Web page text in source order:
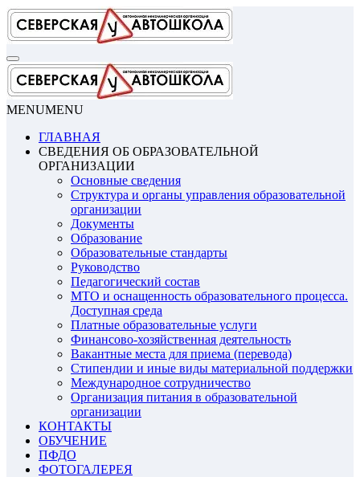
Перейти
содержимому
MENUMENU
ГЛАВНАЯ
СВЕДЕНИЯ ОБ ОБРАЗОВАТЕЛЬНОЙ
ОРГАНИЗАЦИИ
Основные сведения
Структура и органы управления образовательной
организации
Документы
Образование
Образовательные стандарты
Руководство
Педагогический состав
МТО и оснащенность образовательного процесса.
Доступная среда
Платные образовательные услуги
Финансово-хозяйственная деятельность
Вакантные места для приема (перевода)
Стипендии и иные виды материальной поддержки
Международное сотрудничество
Организация питания в образовательной
организации
КОНТАКТЫ
ОБУЧЕНИЕ
ПФДО
ФОТОГАЛЕРЕЯ